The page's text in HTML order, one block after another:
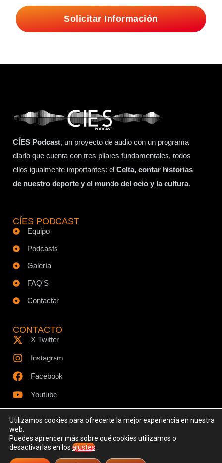
Solicitar Información
CÍES Podcast, un proyecto de audio con un programa
diario que cuenta con tres pilares fundamentales, todos
ellos igualmente importantes: el Celta, contar historias
de nuestro deporte y el mundo del ocio y la cultura.
CÍES PODCAST
Equipo
Podcasts
Galería
FAQ'S
Contactar
CONTACTO
X Twitter
Instagram
Facebook
Youtube
© Todos los derechos reservados - www.ciespodcast.es
Utilizamos cookies para ofrecerte la mejor experiencia en nuestra
web.
Puedes aprender más sobre qué cookies utilizamos o
desactivarlas en los ajustes